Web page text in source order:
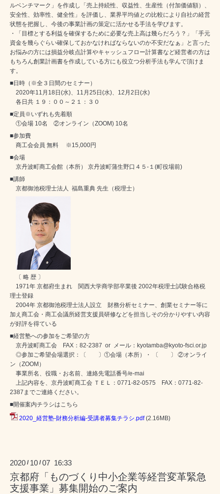
ルベンチマーク」を作成し「売上持続性、収益性、生産性（付加価値額）、
安全性、効率性、健全性」を評価し、業界平均値との比較により自社の経営
状態を把握し、今後の事業計画の策定に活かせる手法を学びます。
・「目標とする利益を確保するために必要な売上高は幾らだろう？」「手元
資金を幾らぐらい確保しておかなければならないのか不安だなぁ」と言った
お悩みの方には損益分岐点計算やキャッシュフロー計算書など経営者の方は
もちろん創業計画書を作成している方にも役立つ分析手法も学んで頂けま
す。
■日時（※全３日間のセミナー）
2020年11月18日(水)、11月25日(水)、12月2日(水)
各日共 １９：００～２１：３０
■定員※いずれも先着順
①会場 10名 ②オンライン（ZOOM) 10名
■参加費
商工会会員 無料 ※15,000円
■会場
京丹波町商工会館（本所） 京丹波町蒲生野口４５-１(町役場前)
■講師
京都御池税理士法人 福島重典 先生（税理士）
〔 略 歴 〕
1971年 京都府生まれ 関西大学商学部卒業後 2002年税理士試験合格税
理士登録
2004年 京都御池税理士法人設立 財務分析セミナー、創業セミナー等に
加え商工会・商工会議所経営支援員研修などを担当しその分かりやすい内容
が好評を得ている
■経営塾への参加をご希望の方
京丹波町商工会 FAX：82-2387 or メール：kyotamba@kyoto-fsci.or.jp
◎参加ご希望会場選択：〔 〕①会場（本所）・ 〔 〕 ②オンライ
ン（ZOOM）
事業所名、役職・お名前、連絡先電話番号/e-mai
上記内容を、京丹波町商工会 ＴＥＬ：0771-82-0575 FAX：0771-82-
2387までご連絡ください。
■開催案内チラシはこちら
2020_経営塾-財務分析編-受講者募集チラシ.pdf (2.16MB)
2020 / 10 /07 16:33
京都府「ものづくり中小企業等経営変革緊急
支援事業」募集開始のご案内